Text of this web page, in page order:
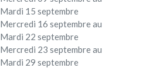
Mardi 15 septembre
Mercredi 16 septembre au
Mardi 22 septembre
Mercredi 23 septembre au
Mardi 29 septembre